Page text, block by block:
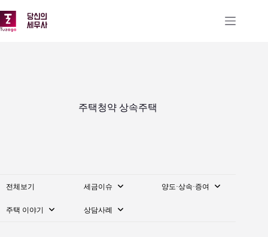
문
으
주택청약 상속주택
전체보기 세금이슈 양도·상속·증여
주택 이야기 상담사례